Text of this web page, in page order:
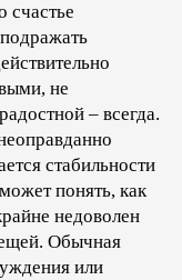
счастье
не
– всегда.
стабильности
понять, как
недоволен
Обычная
или